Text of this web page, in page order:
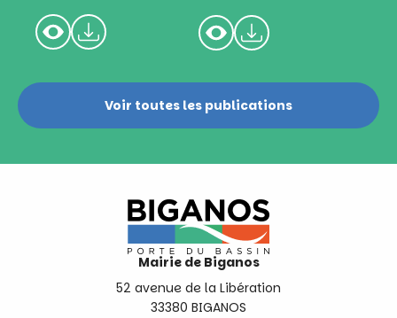
Voir toutes les publications
Mairie de Biganos
52 avenue de la Libération
33380 BIGANOS